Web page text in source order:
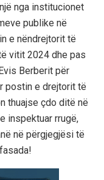
nga institucionet
publike në
e nëndrejtorit të
vitit 2024 dhe pas
Berberit për
postin e drejtorit të
thuajse çdo ditë në
inspektuar rrugë,
në përgjegjësi të